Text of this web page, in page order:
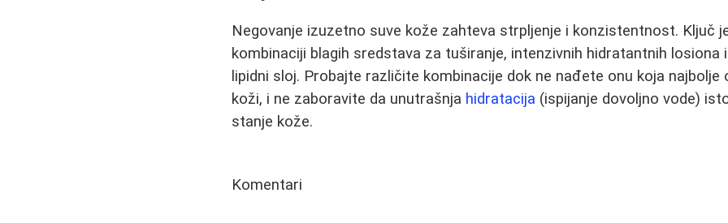
Negovanje izuzetno suve kože zahteva strpljenje i konzistentnost. Ključ
kombinaciji blagih sredstava za tuširanje, intenzivnih hidratantnih losiona
lipidni sloj. Probajte različite kombinacije dok ne nađete onu koja najbolje
koži, i ne zaboravite da unutrašnja hidratacija (ispijanje dovoljno vode)
stanje kože.
Komentari